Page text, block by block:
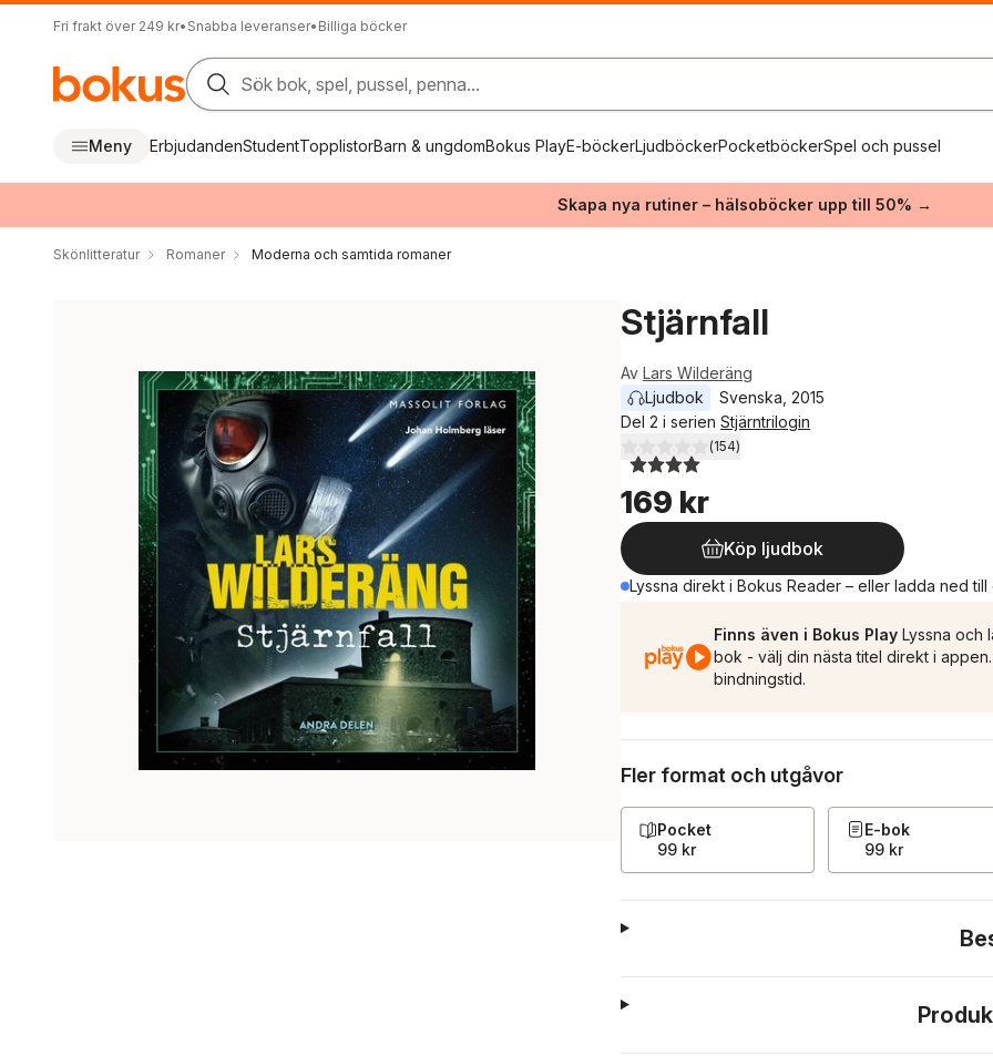
Fri frakt över 249 kr• Snabba leveranser• Billiga böcker
Sök bok, spel, pussel, penna...
Meny ErbjudandenStudentTopplistorBarn & ungdomBokus PlayE-böckerLjudböckerPocketböckerSpel och pussel
Skapa nya rutiner – hälsoböcker upp till 50% →
Skönlitteratur Romaner Moderna och samtida romaner
Stjärnfall
Av Lars Wilderäng
Ljudbok
Svenska 2015
Del 2 i serien Stjärntrilogin
4,0utav 5 stjärnor. Totalt antal röster:
(154)
169 kr
Köp ljudbok
Lyssna direkt i Bokus Reader – eller ladda ned
Finns även i Bokus Play Lyssna och
bok - välj din nästa titel direkt i
bindningstid.
Fler format och utgåvor
Pocket
99 kr
E-bok
99 kr